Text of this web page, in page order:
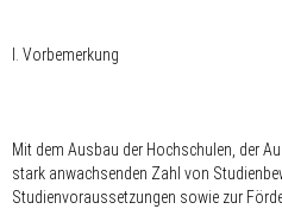
I. Vorbemerkung
Mit dem Ausbau der Hochschulen, der
stark anwachsenden Zahl von
Studienvoraussetzungen sowie zur